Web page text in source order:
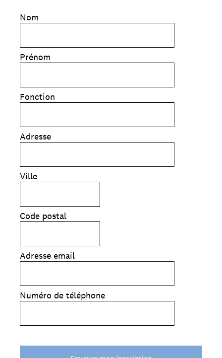
Nom
Prénom
Fonction
Adresse
Ville
Code postal
Adresse email
Numéro de téléphone